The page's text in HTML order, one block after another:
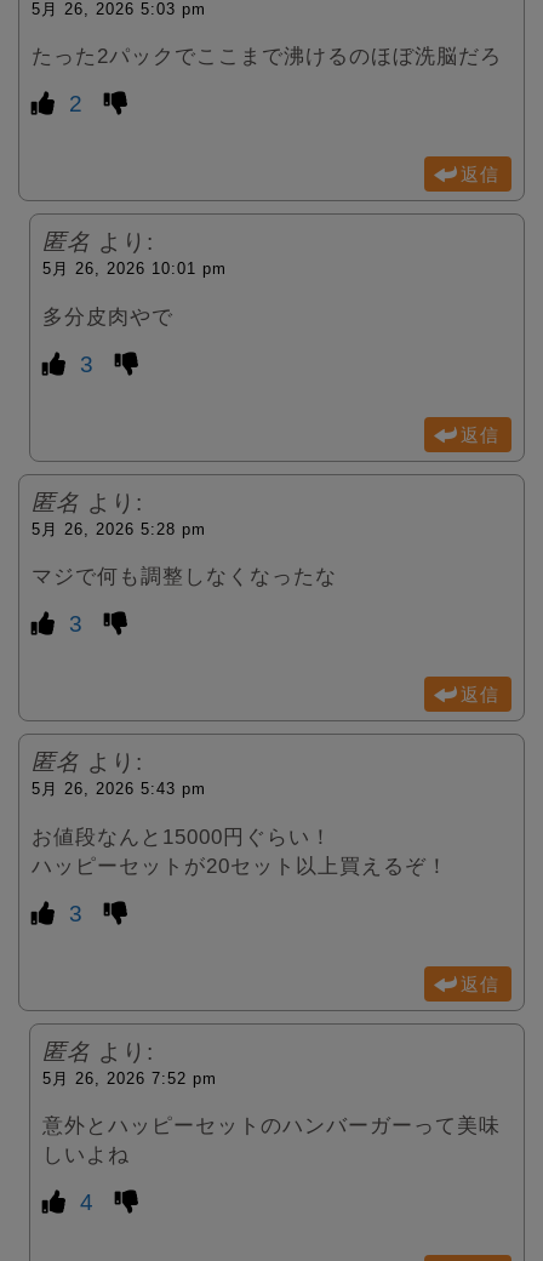
5月 26, 2026 5:03 pm
たった2パックでここまで沸けるのほぼ洗脳だろ
2
返信
匿名 より:
5月 26, 2026 10:01 pm
多分皮肉やで
3
返信
匿名 より:
5月 26, 2026 5:28 pm
マジで何も調整しなくなったな
3
返信
匿名 より:
5月 26, 2026 5:43 pm
お値段なんと15000円ぐらい！
ハッピーセットが20セット以上買えるぞ！
3
返信
匿名 より:
5月 26, 2026 7:52 pm
意外とハッピーセットのハンバーガーって美味
しいよね
4